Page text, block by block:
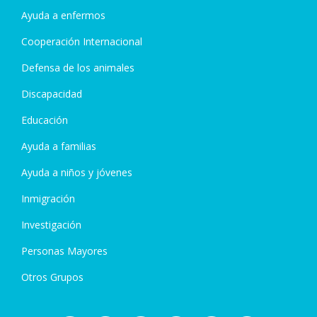
Ayuda a enfermos
Cooperación Internacional
Defensa de los animales
Discapacidad
Educación
Ayuda a familias
Ayuda a niños y jóvenes
Inmigración
Investigación
Personas Mayores
Otros Grupos